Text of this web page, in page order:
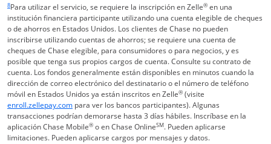
8Para utilizar el servicio, se requiere la inscripción en Zelle® en una
institución financiera participante utilizando una cuenta elegible de cheques
o de ahorros en Estados Unidos. Los clientes de Chase no pueden
inscribirse utilizando cuentas de ahorros; se requiere una cuenta de
cheques de Chase elegible, para consumidores o para negocios, y es
posible que tenga sus propios cargos de cuenta. Consulte su contrato de
cuenta. Los fondos generalmente están disponibles en minutos cuando la
dirección de correo electrónico del destinatario o el número de teléfono
móvil en Estados Unidos ya están inscritos en Zelle® (visite
enroll.zellepay.comAbre superposición
para ver los bancos participantes). Algunas
transacciones podrían demorarse hasta 3 días hábiles. Inscríbase en la
aplicación Chase Mobile® o en Chase OnlineSM. Pueden aplicarse
limitaciones. Pueden aplicarse cargos por mensajes y datos.